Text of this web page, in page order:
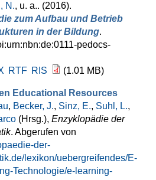
N., u. a.. (2016).
zum Aufbau und Betrieb
in der Bildung.
pedocs-
RTF RIS (1.01 MB)
Educational Resources
, Becker, J., Sinz, E., Suhl, L.,
(Hrsg.), Enzyklopädie der
. Abgerufen von
der-
lexikon/uebergreifendes/E-
Technologie/e-learning-